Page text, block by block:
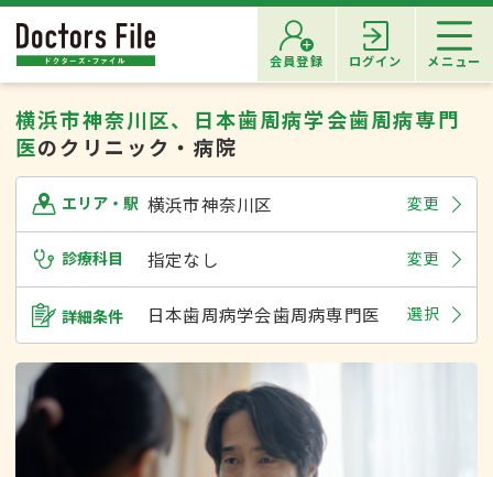
会員登録 ログイン メニュー
横浜市神奈川区、日本歯周病学会歯周病専門
医のクリニック・病院
エリア・駅 横浜市神奈川区 変更
診療科目 指定なし 変更
詳細条件 日本歯周病学会歯周病専門医 選択